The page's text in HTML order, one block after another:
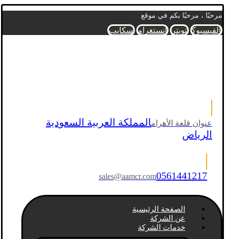
مرحبًا ، مرحبًا بكم في موقع
الفيسبوك تويتر انستغرام سكايب
عنوان قلعة الأهرامالمملكة العربية السعودية
الرياض
sales@aamcr.com0561441217
الصفحة الرئيسية
عن الشركة
خدمات الشركة